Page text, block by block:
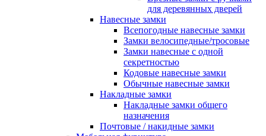
для деревянных дверей
Навесные замки
Всепогодные навесные замки
Замки велосипедные/тросовые
Замки навесные с одной
секретностью
Кодовые навесные замки
Обычные навесные замки
Накладные замки
Накладные замки общего
назначения
Почтовые / накидные замки